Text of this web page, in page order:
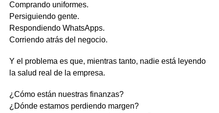
Comprando uniformes.
Persiguiendo gente.
Respondiendo WhatsApps.
Corriendo atrás del negocio.
Y el problema es que, mientras tanto, nadie está leyendo
la salud real de la empresa.
¿Cómo están nuestras finanzas?
¿Dónde estamos perdiendo margen?